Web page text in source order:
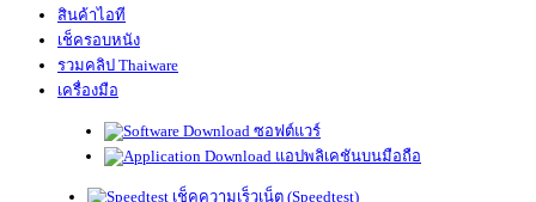
สินค้าไอที
เช็ครอบหนัง
รวมคลิป Thaiware
เครื่องมือ
ซอฟต์แวร์
แอปพลิเคชันบนมือถือ
เช็คความเร็วเน็ต (Speedtest)